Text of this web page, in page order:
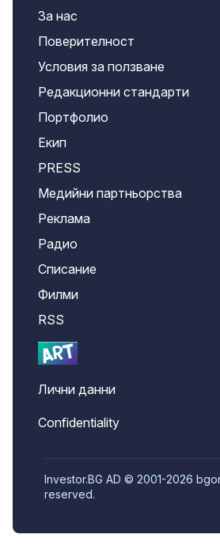
За нас
Поверителност
Условия за ползване
Редакционни стандарти
Портфолио
Екип
PRESS
Медийни партньорства
Реклама
Радио
Списание
Филми
RSS
Лични данни
Confidentiality
Investor.BG AD © 2001-2026
reserved.